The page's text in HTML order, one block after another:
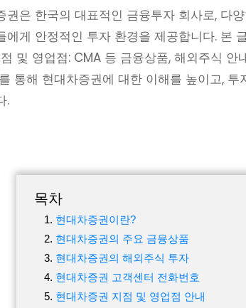
권은 한국의 대표적인 금융투자 회사로, 다
에게 안정적인 투자 환경을 제공합니다. 본
및 영업점: CMA 등 금융상품, 해외주식
통해 현대차증권에 대한 이해를 높이고,
.
목차
현대차증권이란?
현대차증권의 주요 금융상품
현대차증권의 해외주식 투자
현대차증권 고객센터 전화번호
현대차증권 지점 및 영업점 안내